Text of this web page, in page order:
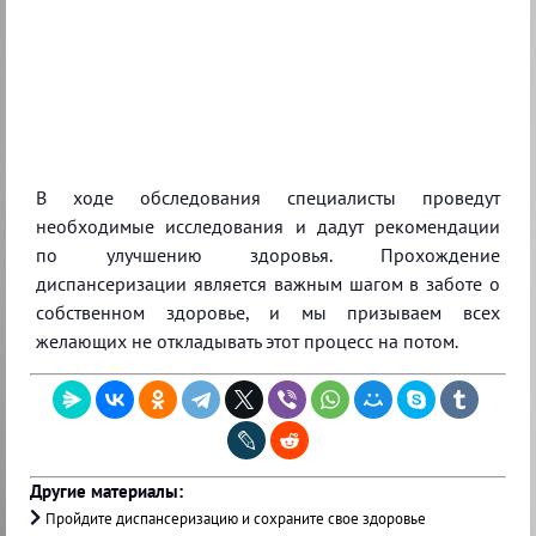
В ходе обследования специалисты проведут
необходимые исследования и дадут рекомендации
по улучшению здоровья. Прохождение
диспансеризации является важным шагом в заботе о
собственном здоровье, и мы призываем всех
желающих не откладывать этот процесс на потом.
Другие материалы:
Пройдите диспансеризацию и сохраните свое здоровье